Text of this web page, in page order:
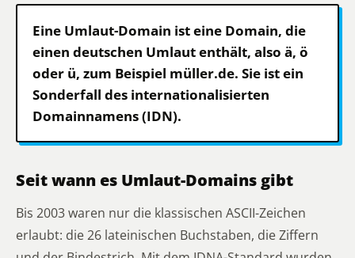
Eine Umlaut-Domain ist eine Domain, die
einen deutschen Umlaut enthält, also ä, ö
oder ü, zum Beispiel müller.de. Sie ist ein
Sonderfall des internationalisierten
Domainnamens (IDN).
Seit wann es Umlaut-Domains gibt
Bis 2003 waren nur die klassischen ASCII-Zeichen
erlaubt: die 26 lateinischen Buchstaben, die Ziffern